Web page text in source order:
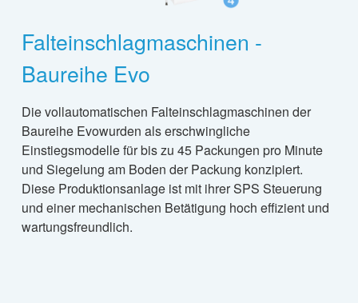
Falteinschlagmaschinen -
Baureihe Evo
Die vollautomatischen Falteinschlagmaschinen der
Baureihe Evowurden als erschwingliche
Einstiegsmodelle für bis zu 45 Packungen pro Minute
und Siegelung am Boden der Packung konzipiert.
Diese Produktionsanlage ist mit ihrer SPS Steuerung
und einer mechanischen Betätigung hoch effizient und
wartungsfreundlich.